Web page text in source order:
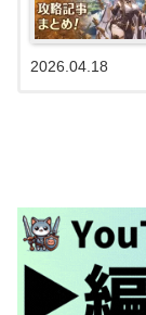
2026.04.18